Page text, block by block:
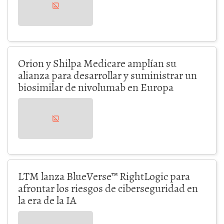
Orion y Shilpa Medicare amplían su
alianza para desarrollar y suministrar un
biosimilar de nivolumab en Europa
LTM lanza BlueVerse™ RightLogic para
afrontar los riesgos de ciberseguridad en
la era de la IA